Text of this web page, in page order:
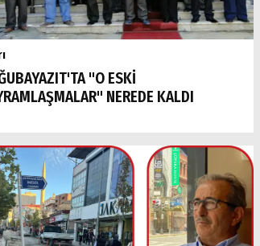
"O ESKİ
NEREDE KALDI